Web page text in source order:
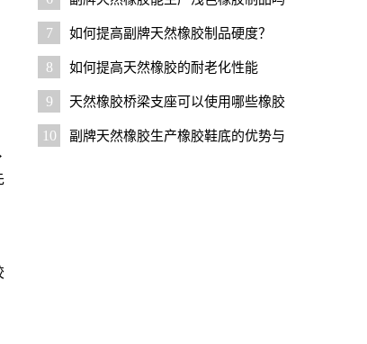
7 如何提高副牌天然橡胶制品硬度？
8 如何提高天然橡胶的耐老化性能
9
天然橡胶桥梁支座可以使用哪些橡胶
原料降成本
10
副牌天然橡胶生产橡胶鞋底的优势与